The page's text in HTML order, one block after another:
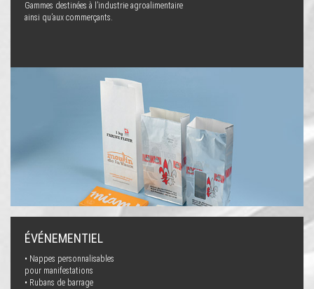
Gammes destinées à l’industrie agroalimentaire
ainsi qu’aux commerçants.
ÉVÉNEMENTIEL
• Nappes personnalisables
pour manifestations
• Rubans de barrage